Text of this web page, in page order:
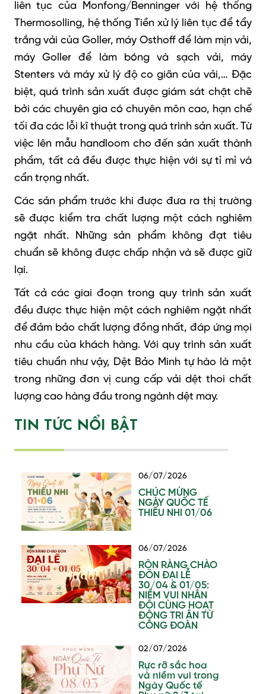
liên tục của Monfong/Benninger với hệ thống
Thermosolling, hệ thống Tiền xử lý liên tục để tẩy
trắng vải của Goller, máy Osthoff để làm mịn vải,
máy Goller để làm bóng và sạch vải, máy
Stenters và máy xử lý độ co giãn của vải,… Đặc
biệt, quá trình sản xuất được giám sát chặt chẽ
bởi các chuyên gia có chuyên môn cao, hạn chế
tối đa các lỗi kĩ thuật trong quá trình sản xuất. Từ
việc lên mẫu handloom cho đến sản xuất thành
phẩm, tất cả đều được thực hiện với sự tỉ mỉ và
cẩn trọng nhất.
Các sản phẩm trước khi được đưa ra thị trường
sẽ được kiểm tra chất lượng một cách nghiêm
ngặt nhất. Những sản phẩm không đạt tiêu
chuẩn sẽ không được chấp nhận và sẽ được giữ
lại.
Tất cả các giai đoạn trong quy trình sản xuất
đều được thực hiện một cách nghiêm ngặt nhất
để đảm bảo chất lượng đồng nhất, đáp ứng mọi
nhu cầu của khách hàng. Với quy trình sản xuất
tiêu chuẩn như vậy, Dệt Bảo Minh tự hào là một
trong những đơn vị cung cấp vải dệt thoi chất
lượng cao hàng đầu trong ngành dệt may.
TIN TỨC NỔI BẬT
CHÚC MỪNG
NGÀY QUỐC TẾ
THIẾU NHI 01/06
06/07/2026
RỘN RÀNG CHÀO
ĐÓN ĐẠI LỄ
30/04 & 01/05:
NIỀM VUI NHÂN
ĐÔI CÙNG HOẠT
ĐỘNG TRI ÂN TỪ
CÔNG ĐOÀN
06/07/2026
Rực rỡ sắc hoa
và niềm vui trong
Ngày Quốc tế
02/07/2026